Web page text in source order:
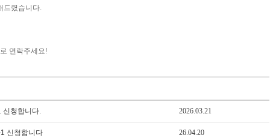
드렸습니다.
연락주세요!
신청합니다. 2026.03.21
신청합니다 26.04.20